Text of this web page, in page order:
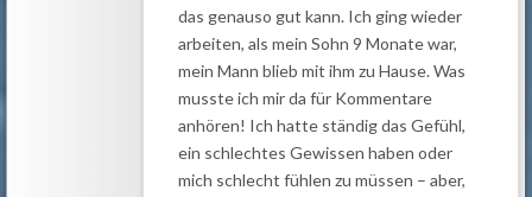
das genauso gut kann. Ich ging wieder
arbeiten, als mein Sohn 9 Monate war,
mein Mann blieb mit ihm zu Hause. Was
musste ich mir da für Kommentare
anhören! Ich hatte ständig das Gefühl,
ein schlechtes Gewissen haben oder
mich schlecht fühlen zu müssen – aber,